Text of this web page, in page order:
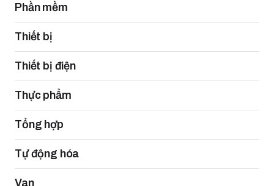
Phần mềm
Thiết bị
Thiết bị điện
Thực phẩm
Tổng hợp
Tự động hóa
Van